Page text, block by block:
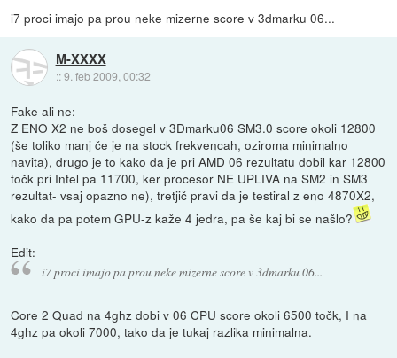
i7 proci imajo pa prou neke mizerne score v 3dmarku 06...
M-XXXX
::9. feb 2009, 00:32
Fake ali ne:
Z ENO X2 ne boš dosegel v 3Dmarku06 SM3.0 score okoli 12800
(še toliko manj če je na stock frekvencah, oziroma minimalno
navita), drugo je to kako da je pri AMD 06 rezultatu dobil kar 12800
točk pri Intel pa 11700, ker procesor NE UPLIVA na SM2 in SM3
rezultat- vsaj opazno ne), tretjič pravi da je testiral z eno 4870X2,
kako da pa potem GPU-z kaže 4 jedra, pa še kaj bi se našlo?
Edit:
i7 proci imajo pa prou neke mizerne score v 3dmarku 06...
Core 2 Quad na 4ghz dobi v 06 CPU score okoli 6500 točk, I na
4ghz pa okoli 7000, tako da je tukaj razlika minimalna.